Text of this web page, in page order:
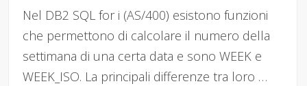
Nel DB2 SQL for i (AS/400) esistono funzioni
che permettono di calcolare il numero della
settimana di una certa data e sono WEEK e
WEEK_ISO. La principali differenze tra loro …